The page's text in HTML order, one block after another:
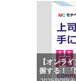
【オンラ
握する！「